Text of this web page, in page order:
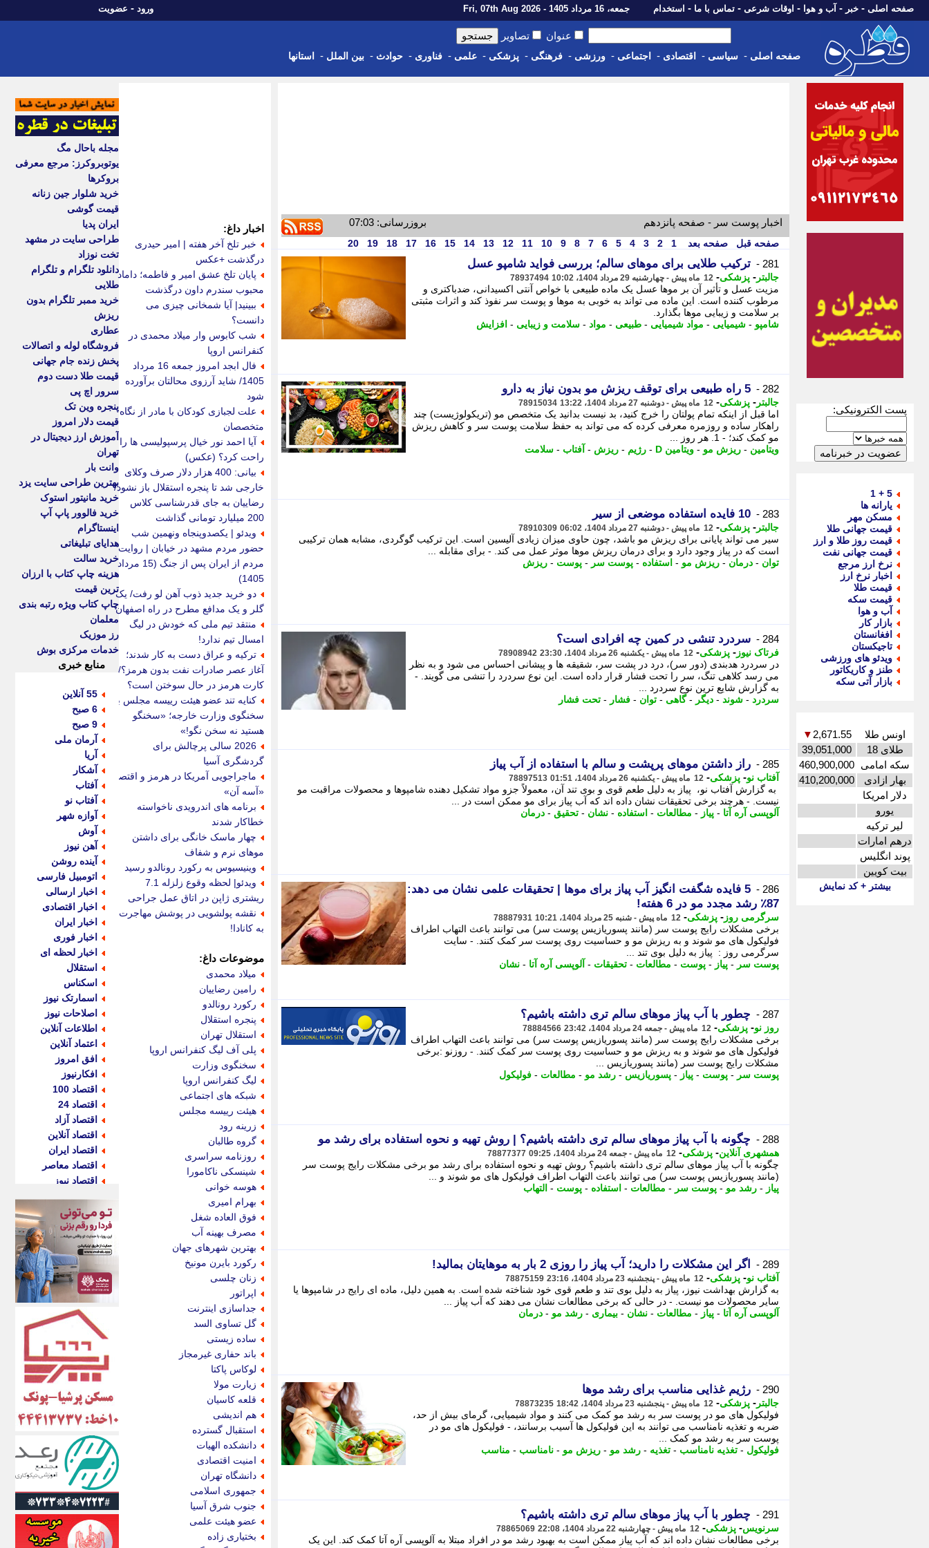
صفحه اصلی - خبر - آب و هوا - اوقات شرعی - تماس با ما - استخدام جمعه، 16 مرداد 1405 - Fri, 07th Aug 2026 ورود - عضویت
عنوان تصاویر
صفحه اصلی - سیاسی - اقتصادی - اجتماعی - ورزشی - فرهنگی - پزشکی - علمی - فناوری - حوادث - بین الملل - استانها
پست الکترونیکی:
5 + 1
یارانه ها
مسکن مهر
قیمت جهانی طلا
قیمت روز طلا و ارز
قیمت جهانی نفت
نرخ ارز مرجع
اخبار نرخ ارز
قیمت طلا
قیمت سکه
آب و هوا
بازار کار
افغانستان
تاجیکستان
ویدئو های ورزشی
طنز و کاریکاتور
بازار آتی سکه
اونس طلا 2,671.55
▼
طلای 18
39,051,000
سکه امامی 460,900,000
بهار ازادی
410,200,000
دلار امریکا
یورو
لیر ترکیه
درهم امارات
پوند انگلیس
بیت کویین
بیشتر + کد نمایش
اخبار پوست سر - صفحه پانزدهم بروزرسانی: 07:03
صفحه قبل صفحه بعد 1
2
3
4
5
6
7
8
9
10
11
12
13
14
15
16
17
18
19
20
281 - ترکیب طلایی برای موهای سالم؛ بررسی فواید شامپو عسل
جالبتر - پزشکی- 12 ماه پیش - چهارشنبه 29 مرداد 1404، 10:02 78937494
مزیت عسل و تأثیر آن بر موها عسل یک ماده طبیعی با خواص آنتی اکسیدانی، ضدباکتری و
مرطوب کننده است. این ماده می تواند به خوبی به موها و پوست سر نفوذ کند و اثرات مثبتی
بر سلامت و زیبایی موها بگذارد.
شامپو - شیمیایی - مواد شیمیایی - طبیعی - مواد - سلامت و زیبایی - افزایش
282 - 5 راه طبیعی برای توقف ریزش مو بدون نیاز به دارو
جالبتر - پزشکی- 12 ماه پیش - دوشنبه 27 مرداد 1404، 13:22 78915034
اما قبل از اینکه تمام پولتان را خرج کنید، بد نیست بدانید یک متخصص مو (تریکولوژیست) چند
راهکار ساده و روزمره معرفی کرده که می تواند به حفظ سلامت پوست سر و کاهش ریزش
مو کمک کند؛ - 1. هر روز ...
ویتامین - ریزش مو - ویتامین D - رژیم - ریزش - آفتاب - سلامت
283 - 10 فایده استفاده موضعی از سیر
جالبتر - پزشکی- 12 ماه پیش - دوشنبه 27 مرداد 1404، 06:02 78910309
سیر می تواند پایانی برای ریزش مو باشد، چون حاوی میزان زیادی آلیسین است. این ترکیب گوگردی، مشابه همان ترکیبی
است که در پیاز وجود دارد و برای درمان ریزش موها موثر عمل می کند. - برای مقابله ...
توان - درمان - ریزش مو - استفاده - پوست سر - پوست - ریزش
284 - سردرد تنشی در کمین چه افرادی است؟
فرتاک نیوز - پزشکی- 12 ماه پیش - یکشنبه 26 مرداد 1404، 23:30 78908942
در سردرد هدبندی (دور سر)، درد در پشت سر، شقیقه ها و پیشانی احساس می شود و به نظر
می رسد کلاهی تنگ، سر را تحت فشار قرار داده است. این نوع سردرد را تنشی می گویند. -
به گزارش شایع ترین نوع سردرد ...
سردرد - شوند - دیگر -گاهی - توان - فشار - تحت فشار
285 - راز داشتن موهای پرپشت و سالم با استفاده از آب پیاز
آفتاب نو- پزشکی- 12 ماه پیش - یکشنبه 26 مرداد 1404، 01:51 78897513
به گزارش آفتاب نو، پیاز به دلیل طعم قوی و بوی تند آن، معمولاً جزو مواد تشکیل دهنده شامپوها و محصولات مراقبت مو
نیست. - هرچند برخی تحقیقات نشان داده اند که آب پیاز برای مو ممکن است در ...
آلوپسی آره آتا - پیاز - مطالعات - استفاده - نشان - تحقیق - درمان
286 -
5 فایده شگفت انگیز آب پیاز برای موها | تحقیقات علمی نشان می دهد:
87٪ رشد مجدد مو در 6 هفته!
سرگرمی روز - پزشکی- 12 ماه پیش - شنبه 25 مرداد 1404، 10:21 78887931
برخی مشکلات رایج پوست سر (مانند پسوریازیس پوست سر) می توانند باعث التهاب اطراف
فولیکول های مو شوند و به ریزش مو و حساسیت روی پوست سر کمک کنند. - سایت
سرگرمی روز : پیاز به دلیل بوی تند ...
پوست سر - پیاز - پوست - مطالعات - تحقیقات - آلوپسی آره آتا - نشان
287 - چطور با آب پیاز موهای سالم تری داشته باشیم؟
روز نو- پزشکی- 12 ماه پیش - جمعه 24 مرداد 1404، 23:42 78884566
برخی مشکلات رایج پوست سر (مانند پسوریازیس پوست سر) می توانند باعث التهاب اطراف
فولیکول های مو شوند و به ریزش مو و حساسیت روی پوست سر کمک کنند. - روزنو :برخی
مشکلات رایج پوست سر (مانند پسوریازیس ...
پوست سر - پوست - پیاز - پسوریازیس - رشد مو - مطالعات - فولیکول
288 - چگونه با آب پیاز موهای سالم تری داشته باشیم؟ | روش تهیه و نحوه استفاده برای رشد مو
همشهری آنلاین- پزشکی- 12 ماه پیش - جمعه 24 مرداد 1404، 09:25 78877377
چگونه با آب پیاز موهای سالم تری داشته باشیم؟ روش تهیه و نحوه استفاده برای رشد مو برخی مشکلات رایج پوست سر
(مانند پسوریازیس پوست سر) می توانند باعث التهاب اطراف فولیکول های مو شوند و ...
پیاز - رشد مو - پوست سر - مطالعات - استفاده - پوست - التهاب
289 - اگر این مشکلات را دارید؛ آب پیاز را روزی 2 بار به موهایتان بمالید!
آفتاب نو- پزشکی- 12 ماه پیش - پنجشنبه 23 مرداد 1404، 23:16 78875159
به گزارش بهداشت نیوز، پیاز به دلیل بوی تند و طعم قوی خود شناخته شده است. به همین دلیل، ماده ای رایج در شامپوها یا
سایر محصولات مو نیست. - در حالی که برخی مطالعات نشان می دهند که آب پیاز ...
آلوپسی آره آتا - پیاز - مطالعات - نشان - بیماری - رشد مو - درمان
290 - رژیم غذایی مناسب برای رشد موها
جالبتر - پزشکی- 12 ماه پیش - پنجشنبه 23 مرداد 1404، 18:42 78873235
فولیکول های مو در پوست سر به رشد مو کمک می کنند و مواد شیمیایی، گرمای بیش از حد،
ضربه و تغذیه نامناسب می توانند به این فولیکول ها آسیب برسانند، - فولیکول های مو در
پوست سر به رشد مو کمک ...
فولیکول - تغذیه نامناسب - تغذیه - رشد مو - ریزش مو - نامناسب - مناسب
291 - چطور با آب پیاز موهای سالم تری داشته باشیم؟
سرنویس- پزشکی- 12 ماه پیش - چهارشنبه 22 مرداد 1404، 22:08 78865069
برخی مطالعات نشان داده اند که آب پیاز ممکن است به بهبود رشد مو در افراد مبتلا به آلوپسی آره آتا کمک کند. این یک
اخبار داغ:
خبر تلخ آخر هفته | امیر حیدری
درگذشت +عکس
پایان تلخ عشق امیر و فاطمه؛ داماد
محبوب سندرم داون درگذشت
ببینید| آیا شمخانی چیزی می
دانست؟
شب کابوس وار میلاد محمدی در
کنفرانس اروپا
فال ابجد امروز جمعه 16 مرداد
1405/ شاید آرزوی محالتان برآورده
شود
علت لجبازی کودکان با مادر از نگاه
متخصصان
آیا احمد نور خیال پرسپولیسی ها را
راحت کرد؟ (عکس)
بیانی: 400 هزار دلار صرف وکلای
خارجی شد تا پنجره استقلال باز نشود/
رضاییان به جای قدرشناسی کلاس
200 میلیارد تومانی گذاشت
ویدئو | یکصدوپنجاه ونهمین شب
حضور مردم مشهد در خیابان | روایت
مردم از ایران پس از جنگ (15 مرداد
1405)
دو خرید جدید ذوب آهن لو رفت/ یک
گلر و یک مدافع مطرح در راه اصفهان
منتقد تیم ملی که خودش در لیگ
امسال تیم ندارد!
ترکیه و عراق دست به کار شدند؛
آغاز عصر صادرات نفت بدون هرمز؟/
کارت هرمز در حال سوختن است؟
کنایه تند عضو هیئت رییسه مجلس به
سخنگوی وزارت خارجه؛ «سخنگو
هستید نه سخن نگو!»
2026 سالی پرچالش برای
گردشگری آسیا
ماجراجویی آمریکا در هرمز و اقتصاد
«آسه آن»
برنامه های اندرویدی ناخواسته
خطاکار شدند
چهار ماسک خانگی برای داشتن
موهای نرم و شفاف
وینیسیوس به رکورد رونالدو رسید
ویدئو| لحظه وقوع زلزله 7.1
ریشتری ژاپن در اتاق عمل جراحی
نقشه پولشویی در پوشش مهاجرت
به کانادا!
موضوعات داغ:
میلاد محمدی
رامین رضاییان
رکورد رونالدو
پنجره استقلال
استقلال تهران
پلی آف لیگ کنفرانس اروپا
سخنگوی وزارت
لیگ کنفرانس اروپا
شبکه های اجتماعی
هیئت رییسه مجلس
زرینه رود
گروه طالبان
روزنامه سراسری
شینسکی ناکامورا
هوسه خوانی
بهرام امیری
فوق العاده شغل
مصرف بهینه آب
بهترین شهرهای جهان
رکورد بایرن مونیخ
زنان چلسی
اپراتور
جداسازی اینترنت
گل تساوی السد
ساده زیستی
باند حفاری غیرمجاز
لوکاس پاکتا
زیارت مولا
قلعه کاسیان
هم اندیشی
استقبال گسترده
دانشکده الهیات
امنیت اقتصادی
دانشگاه تهران
جمهوری اسلامی
جنوب شرق آسیا
عضو هیئت علمی
بختیاری زاده
مجله باحال مگ
یوتوبروکرز: مرجع معرفی
بروکرها
خرید شلوار جین زنانه
قیمت گوشی
ایران پدیا
طراحی سایت در مشهد
تخت نوزاد
دانلود تلگرام و تلگرام
طلایی
خرید ممبر تلگرام بدون
ریزش
عطاری
فروشگاه لوله و اتصالات
پخش زنده جام جهانی
قیمت طلا دست دوم
سرور اچ پی
پنجره وین تک
قیمت دلار امروز
آموزش ارز دیجیتال در
تهران
وانت بار
بهترین طراحی سایت یزد
خرید مانیتور استوک
خرید فالوور پاپ آپ
اینستاگرام
هدایای تبلیغاتی
خرید سالت
هزینه چاپ کتاب با ارزان
ترین قیمت
چاپ کتاب ویژه رتبه بندی
معلمان
رز موزیک
خدمات مرکزی بوش
منابع خبری
55 آنلاین
6 صبح
9 صبح
آرمان ملی
آریا
آشکار
آفتاب
آفتاب نو
آوازه شهر
آوش
آهن نیوز
آینده روشن
اتومبیل فارسی
اخبار ارسالی
اخبار اقتصادی
اخبار ایران
اخبار فوری
اخبار لحظه ای
استقلال
اسکناس
اسمارتک نیوز
اصلاحات نیوز
اطلاعات آنلاین
اعتماد آنلاین
افق امروز
افکارنیوز
اقتصاد 100
اقتصاد 24
اقتصاد آزاد
اقتصاد آنلاین
اقتصاد ایران
اقتصاد معاصر
اقتصاد نیوز
اکوفارس
اکونگار
اکونیوز
الف
انتشار آنلاین
اندیشه قرن
اندیشه معاصر
اندیشه ها
انرژی پرس
ای استخدام
ایتنا
ایراف
ایران آرت
ایران آنلاین
ایران زندگی
ایران فوری
ایرانی روز
ایرانیتال
ایرنا
ایسکانیوز
ایسنا
ایکنا
ایلنا